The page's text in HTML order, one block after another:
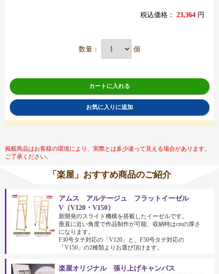
税込価格： 23,364 円
数量： 個
カートに入れる
お気に入りに追加
掲載商品はお客様の環境により、実際とは多少違って見える場合があります。
ご了承ください。
「楽屋」おすすめ商品のご紹介
アムス アルテージュ フラットイーゼル
V（V120・V150）
新開発のスライド機構を搭載したイーゼルです。
垂直に近い角度で作品制作が可能、収納時はcmの厚さ
になります。
F30号タテ対応の「V120」と、F50号タテ対応の
「V150」の2種類よりお選び頂けます。
楽屋オリジナル 張り上げキャンバス